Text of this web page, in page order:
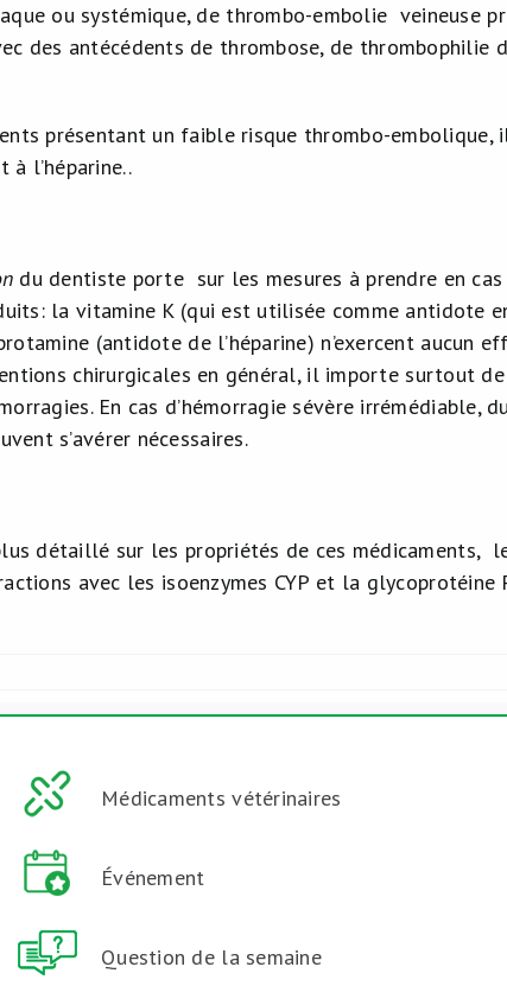
ou systémique, de thrombo-embolie veineuse
des antécédents de thrombose, de
présentant un faible risque thrombo-embolique,
à l’héparine..
du dentiste porte sur les mesures à prendre en cas
la vitamine K (qui est utilisée comme antidote
(antidote de l’héparine) n’exercent aucun
chirurgicales en général, il importe surtout
En cas d’hémorragie sévère irrémédiable,
s’avérer nécessaires.
détaillé sur les propriétés de ces médicaments,
avec les isoenzymes CYP et la glycoprotéine
Médicaments vétérinaires
Événement
Question de la semaine